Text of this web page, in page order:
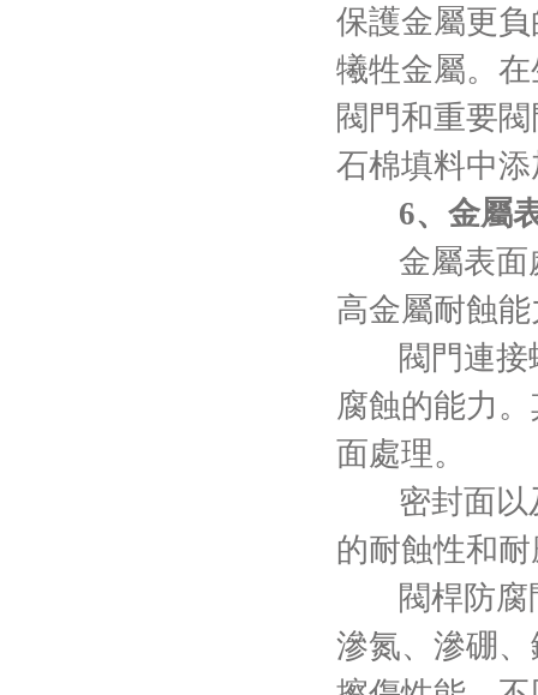
保護金屬更
犧牲金屬。
閥門和重要
石棉填料中
6、金屬
金屬表面
高金屬耐蝕
閥門連接
腐蝕的能力
面處理。
密封面
的耐蝕性和
閥桿防
滲氮、滲硼